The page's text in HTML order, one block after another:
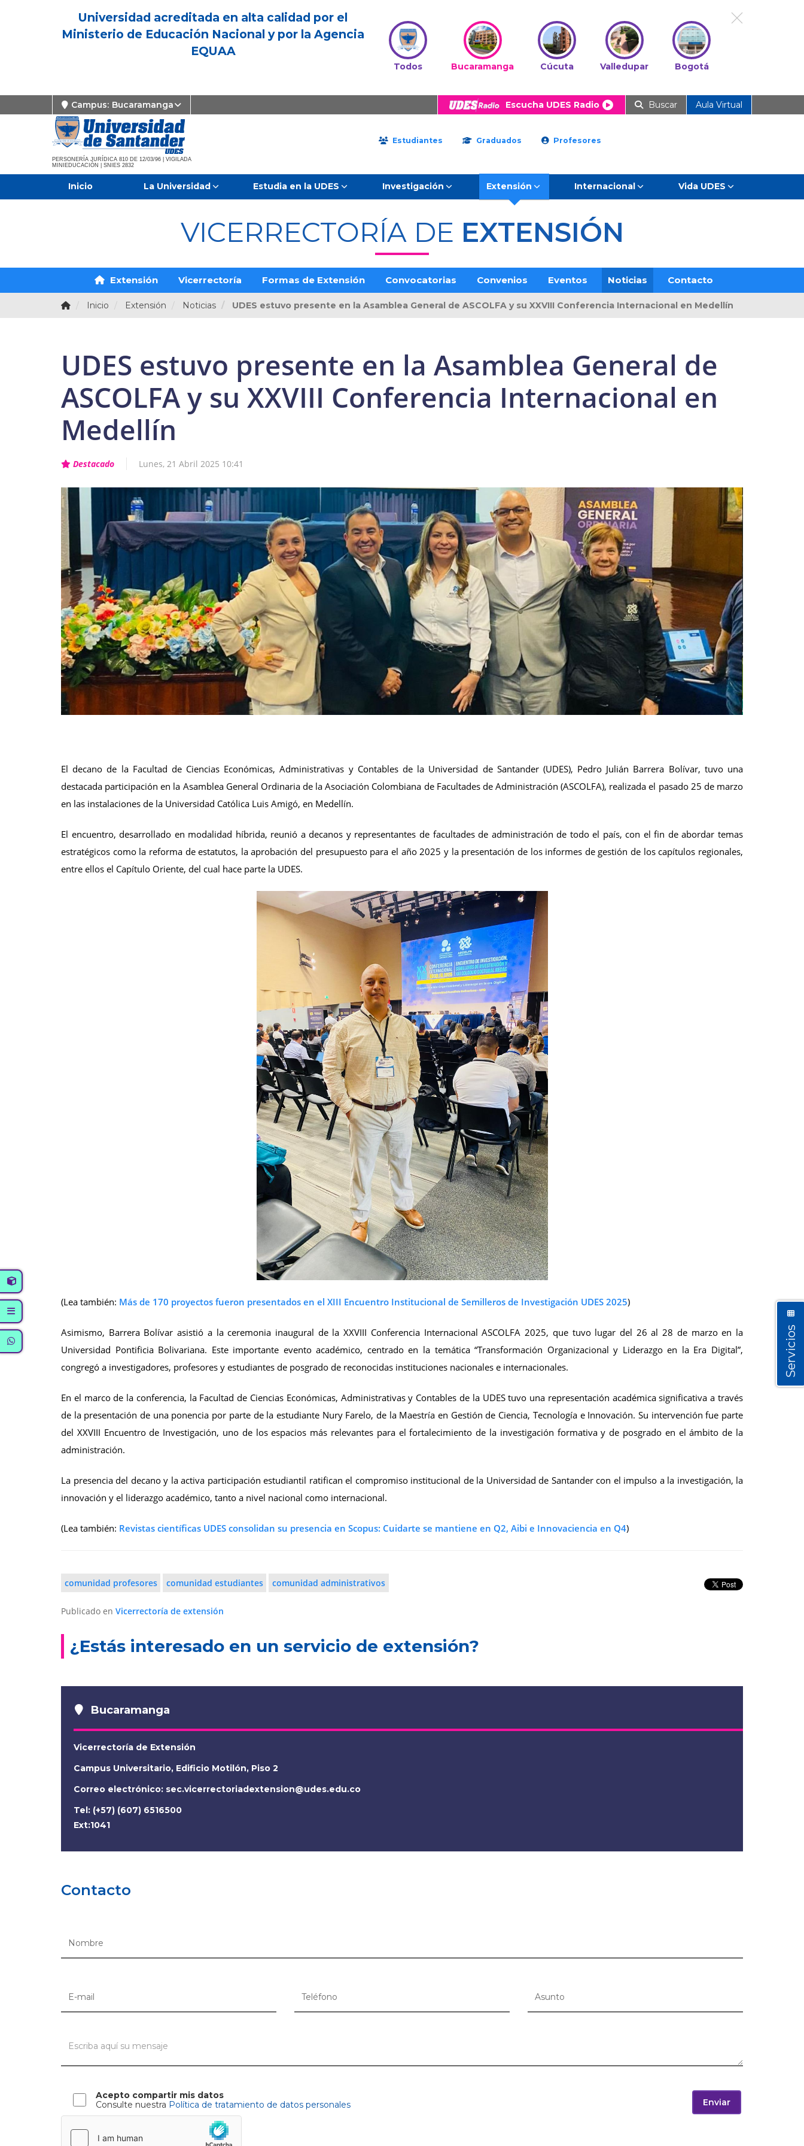
Universidad acreditada en alta calidad por el
Ministerio de Educación Nacional y por la Agencia
EQUAA
Todos Bucaramanga Cúcuta Valledupar Bogotá
Campus: Bucaramanga Escucha UDES Radio Buscar Aula Virtual
PERSONERÍA JURÍDICA 810 DE 12/03/96 | VIGILADA
MINIEDUCACIÓN | SNIES 2832
Estudiantes Graduados Profesores
Inicio La Universidad Estudia en la UDES Investigación Extensión Internacional Vida UDES
VICERRECTORÍA DE EXTENSIÓN
Extensión Vicerrectoría Formas de Extensión Convocatorias Convenios Eventos Noticias Contacto
Inicio Extensión Noticias UDES estuvo presente en la Asamblea General de ASCOLFA y su XXVIII Conferencia Internacional en Medellín
UDES estuvo presente en la Asamblea General de
ASCOLFA y su XXVIII Conferencia Internacional en
Medellín
Destacado Lunes, 21 Abril 2025 10:41
El decano de la Facultad de Ciencias Económicas, Administrativas y Contables de la Universidad de Santander (UDES), Pedro Julián Barrera Bolívar, tuvo una
destacada participación en la Asamblea General Ordinaria de la Asociación Colombiana de Facultades de Administración (ASCOLFA), realizada el pasado 25 de marzo
en las instalaciones de la Universidad Católica Luis Amigó, en Medellín.
El encuentro, desarrollado en modalidad híbrida, reunió a decanos y representantes de facultades de administración de todo el país, con el fin de abordar temas
estratégicos como la reforma de estatutos, la aprobación del presupuesto para el año 2025 y la presentación de los informes de gestión de los capítulos regionales,
entre ellos el Capítulo Oriente, del cual hace parte la UDES.
(Lea también: Más de 170 proyectos fueron presentados en el XIII Encuentro Institucional de Semilleros de Investigación UDES 2025)
Asimismo, Barrera Bolívar asistió a la ceremonia inaugural de la XXVIII Conferencia Internacional ASCOLFA 2025, que tuvo lugar del 26 al 28 de marzo en la
Universidad Pontificia Bolivariana. Este importante evento académico, centrado en la temática “Transformación Organizacional y Liderazgo en la Era Digital”,
congregó a investigadores, profesores y estudiantes de posgrado de reconocidas instituciones nacionales e internacionales.
En el marco de la conferencia, la Facultad de Ciencias Económicas, Administrativas y Contables de la UDES tuvo una representación académica significativa a través
de la presentación de una ponencia por parte de la estudiante Nury Farelo, de la Maestría en Gestión de Ciencia, Tecnología e Innovación. Su intervención fue parte
del XXVIII Encuentro de Investigación, uno de los espacios más relevantes para el fortalecimiento de la investigación formativa y de posgrado en el ámbito de la
administración.
La presencia del decano y la activa participación estudiantil ratifican el compromiso institucional de la Universidad de Santander con el impulso a la investigación, la
innovación y el liderazgo académico, tanto a nivel nacional como internacional.
(Lea también: Revistas científicas UDES consolidan su presencia en Scopus: Cuidarte se mantiene en Q2, Aibi e Innovaciencia en Q4)
comunidad profesores comunidad estudiantes comunidad administrativos
Publicado en Vicerrectoría de extensión
¿Estás interesado en un servicio de extensión?
Bucaramanga
Vicerrectoría de Extensión
Campus Universitario, Edificio Motilón, Piso 2
Correo electrónico: sec.vicerrectoriadextension@udes.edu.co
Tel: (+57) (607) 6516500
Ext:1041
Contacto
Acepto compartir mis datos
Consulte nuestra Política de tratamiento de datos personales Enviar
Servicios